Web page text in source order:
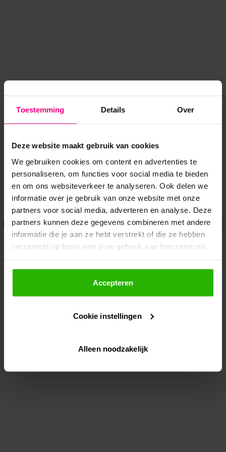
Toestemming Details Over
Deze website maakt gebruik van cookies
We gebruiken cookies om content en advertenties te
personaliseren, om functies voor social media te bieden
en om ons websiteverkeer te analyseren. Ook delen we
informatie over je gebruik van onze website met onze
partners voor social media, adverteren en analyse. Deze
partners kunnen deze gegevens combineren met andere
informatie die je aan ze hebt verstrekt of die ze hebben
verzameld op basis van jouw gebruik van hun services.
Als je op "Accepteer" klikt, dan geef je Voordeeluitjes.nl
toestemming om cookies voor social media en
gepersonaliseerde advertenties te plaatsen.
Lees hier meer over in onsprivacybeleid
Via "Cookie instellingen" kun je ook zelf instellen welke
Accepteren
Cookie instellingen
Alleen noodzakelijk
Application error: a client-side exception has occurred while
loadingwww.voordeeluitjes.nl (see the browser console for more
information).